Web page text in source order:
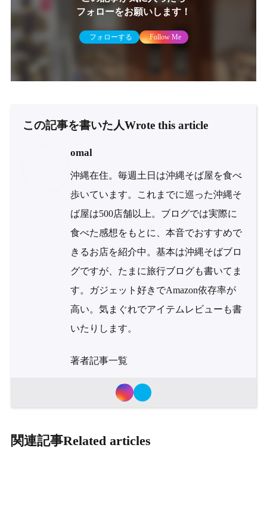
フォローをお願いします！
フォローする Follow Me
この記事を書いた人Wrote this article
omal
沖縄在住。毎週土日は沖縄そば屋を食べ
歩いています。これまでに巡った沖縄そ
ば屋は500店舗以上。ブログでは実際に
食べた感想をもとに、本音でおすすめで
きるお店を紹介中。基本は沖縄そばブロ
グですが、たまに旅行ブログも書いてま
す。ガジェット好きでAmazon依存率が
高い。気まぐれでアイテムレビューも書
いたりします。
著者記事一覧
関連記事Related articles